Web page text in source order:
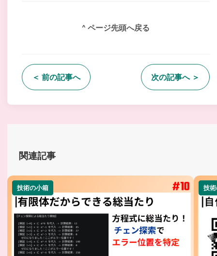
^ ページ先頭へ戻る
＜ 前の記事へ 次の記事へ ＞
関連記事
技術の小箱
技術の小箱 技
技